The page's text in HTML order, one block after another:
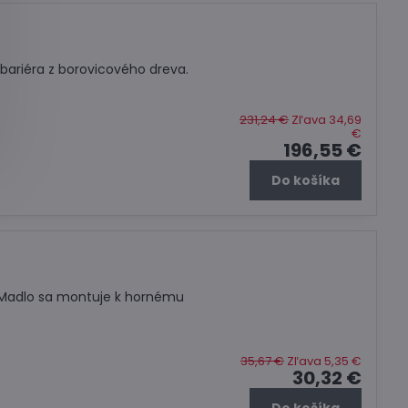
z borovicového dreva.
196,55 €
231,24 € Zľava 34,69
€
Do košíka
sa montuje k hornému
30,32 €
35,67 € Zľava 5,35 €